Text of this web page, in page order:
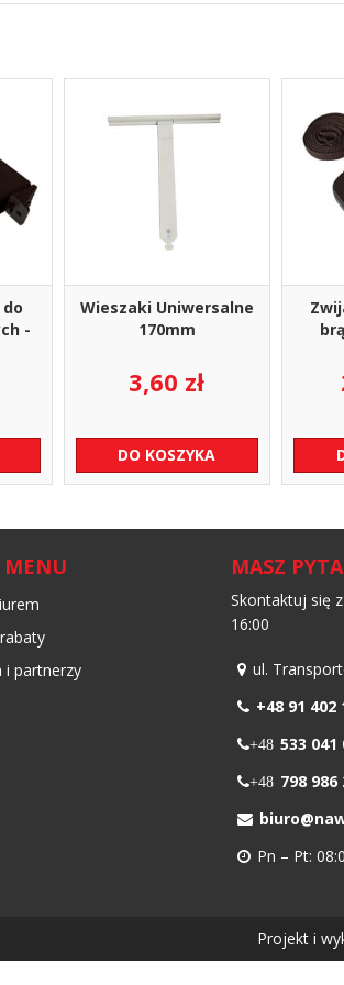
-
Wieszaki Uniwersalne
170mm
3,60 zł
DO KOSZYKA
MENU
i partnerzy
MASZ
Skontaktuj się
16:00
ul.
+48 91 402
+48 533 041
+48 798 986
Pn – Pt:
Projekt i